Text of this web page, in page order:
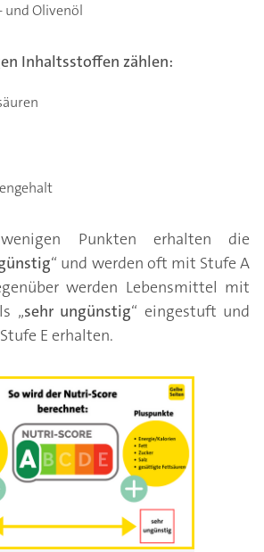
und Olivenöl
Inhaltsstoffen zählen:
Punkten erhalten die
“ und werden oft mit Stufe A
werden Lebensmittel mit
„sehr ungünstig“ eingestuft und
E erhalten.